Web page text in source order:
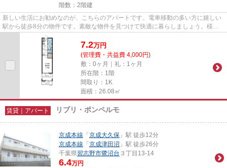
階数：2階建
新しい生活にお勧めなのが、こちらのアパートです。電車移動の多い方に嬉しい
駅から徒歩8分の物件です。素敵な物件を見つけて快適に暮らしましょう。様々
な条件の物件をご用意いたしま...
7.2万円
(管理費・共益費 4,000円)
敷：0ヶ月｜礼：1ヶ月
所在階：1階
間取り：1K
面積：26.08㎡
賃貸｜アパート リブリ・ポンペルモ
京成本線 「 京成大久保 」駅 徒歩12分
京成本線 「 京成津田沼 」駅 徒歩26分
千葉県習志野市鷺沼台 ３丁目13-14
6.4万円